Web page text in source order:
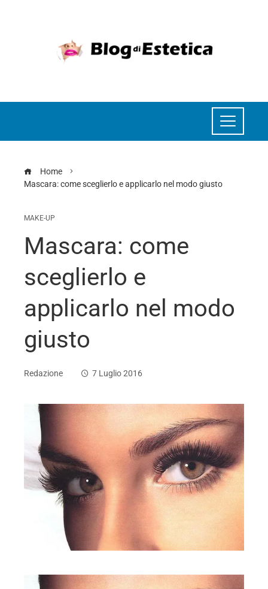
Home
Mascara: come sceglierlo e applicarlo nel modo giusto
MAKE-UP
Mascara: come
sceglierlo e
applicarlo nel modo
giusto
Redazione 7 Luglio 2016